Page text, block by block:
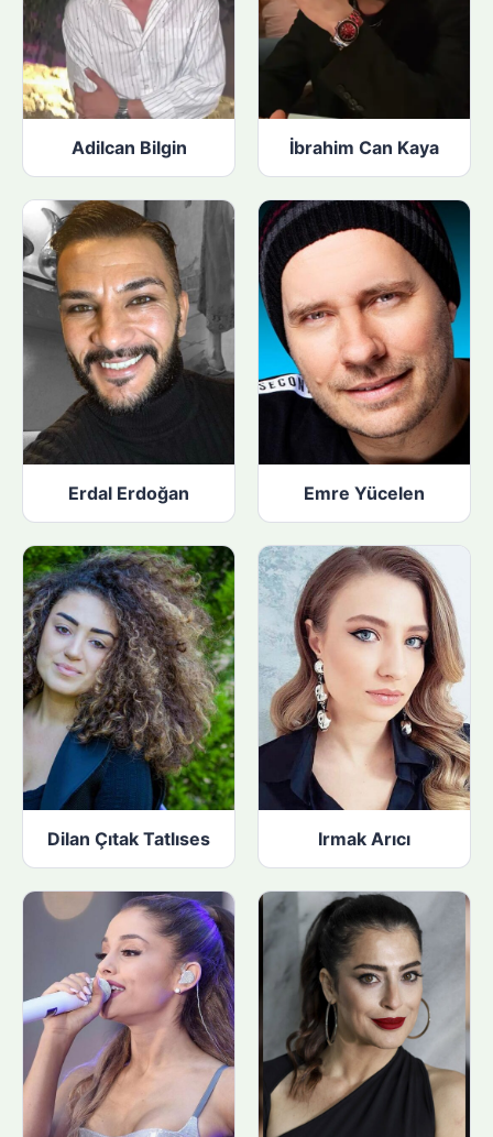
Adilcan Bilgin İbrahim Can Kaya
Erdal Erdoğan Emre Yücelen
Dilan Çıtak Tatlıses Irmak Arıcı